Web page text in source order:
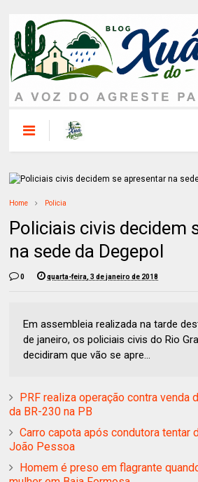
Home Policia
Policiais civis decidem
na sede da Degepol
0 quarta-feira, 3 de janeiro de 2018
Em assembleia realizada na tarde
de janeiro, os policiais civis do Rio
decidiram que vão se apre...
PRF realiza operação contra venda
da BR-230 na PB
Carro capota após condutora tentar
João Pessoa
Homem é preso em flagrante